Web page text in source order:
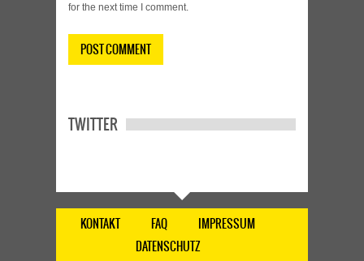
for the next time I comment.
TWITTER
KONTAKT FAQ
IMPRESSUM
DATENSCHUTZ